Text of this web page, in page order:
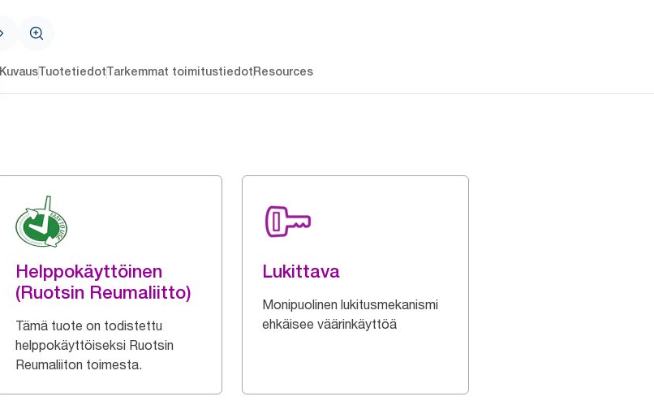
KuvausTuotetiedotTarkemmat toimitustiedotResources
Helppokäyttöinen
(Ruotsin Reumaliitto)
Tämä tuote on todistettu
helppokäyttöiseksi Ruotsin
Reumaliiton toimesta.
Lukittava
Monipuolinen lukitusmekanismi
ehkäisee väärinkäyttöä